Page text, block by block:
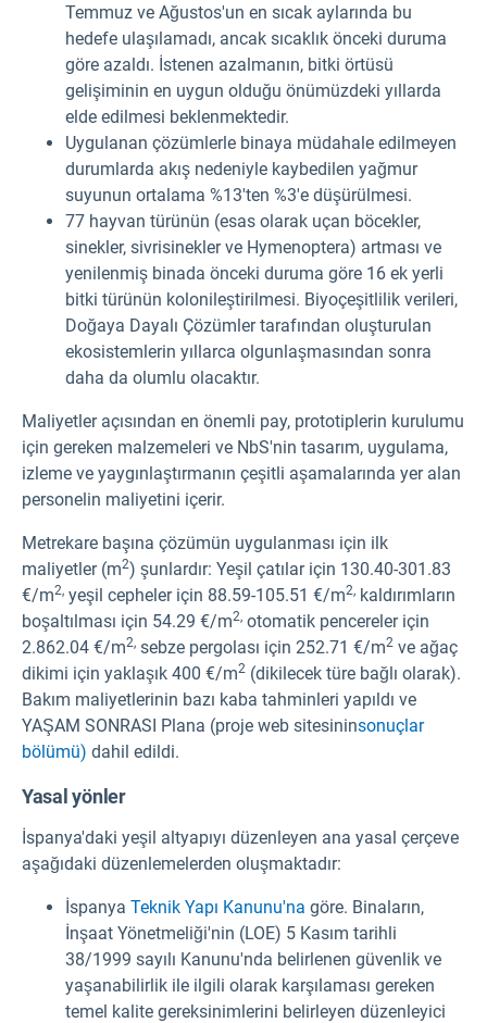
Temmuz ve Ağustos'un en sıcak aylarında bu
hedefe ulaşılamadı, ancak sıcaklık önceki duruma
göre azaldı. İstenen azalmanın, bitki örtüsü
gelişiminin en uygun olduğu önümüzdeki yıllarda
elde edilmesi beklenmektedir.
Uygulanan çözümlerle binaya müdahale edilmeyen
durumlarda akış nedeniyle kaybedilen yağmur
suyunun ortalama %13'ten %3'e düşürülmesi.
77 hayvan türünün (esas olarak uçan böcekler,
sinekler, sivrisinekler ve Hymenoptera) artması ve
yenilenmiş binada önceki duruma göre 16 ek yerli
bitki türünün kolonileştirilmesi. Biyoçeşitlilik verileri,
Doğaya Dayalı Çözümler tarafından oluşturulan
ekosistemlerin yıllarca olgunlaşmasından sonra
daha da olumlu olacaktır.
Maliyetler açısından en önemli pay, prototiplerin kurulumu
için gereken malzemeleri ve NbS'nin tasarım, uygulama,
izleme ve yaygınlaştırmanın çeşitli aşamalarında yer alan
personelin maliyetini içerir.
Metrekare başına çözümün uygulanması için ilk
maliyetler (m2) şunlardır: Yeşil çatılar için 130.40-301.83
€/m2, yeşil cepheler için 88.59-105.51 €/m2, kaldırımların
boşaltılması için 54.29 €/m2, otomatik pencereler için
2.862.04 €/m2, sebze pergolası için 252.71 €/m2 ve ağaç
dikimi için yaklaşık 400 €/m2 (dikilecek türe bağlı olarak).
Bakım maliyetlerinin bazı kaba tahminleri yapıldı ve
YAŞAM SONRASI Plana (proje web sitesininsonuçlar
bölümü) dahil edildi.
Yasal yönler
İspanya'daki yeşil altyapıyı düzenleyen ana yasal çerçeve
aşağıdaki düzenlemelerden oluşmaktadır:
İspanya Teknik Yapı Kanunu'na göre. Binaların,
İnşaat Yönetmeliği'nin (LOE) 5 Kasım tarihli
38/1999 sayılı Kanunu'nda belirlenen güvenlik ve
yaşanabilirlik ile ilgili olarak karşılaması gereken
temel kalite gereksinimlerini belirleyen düzenleyici